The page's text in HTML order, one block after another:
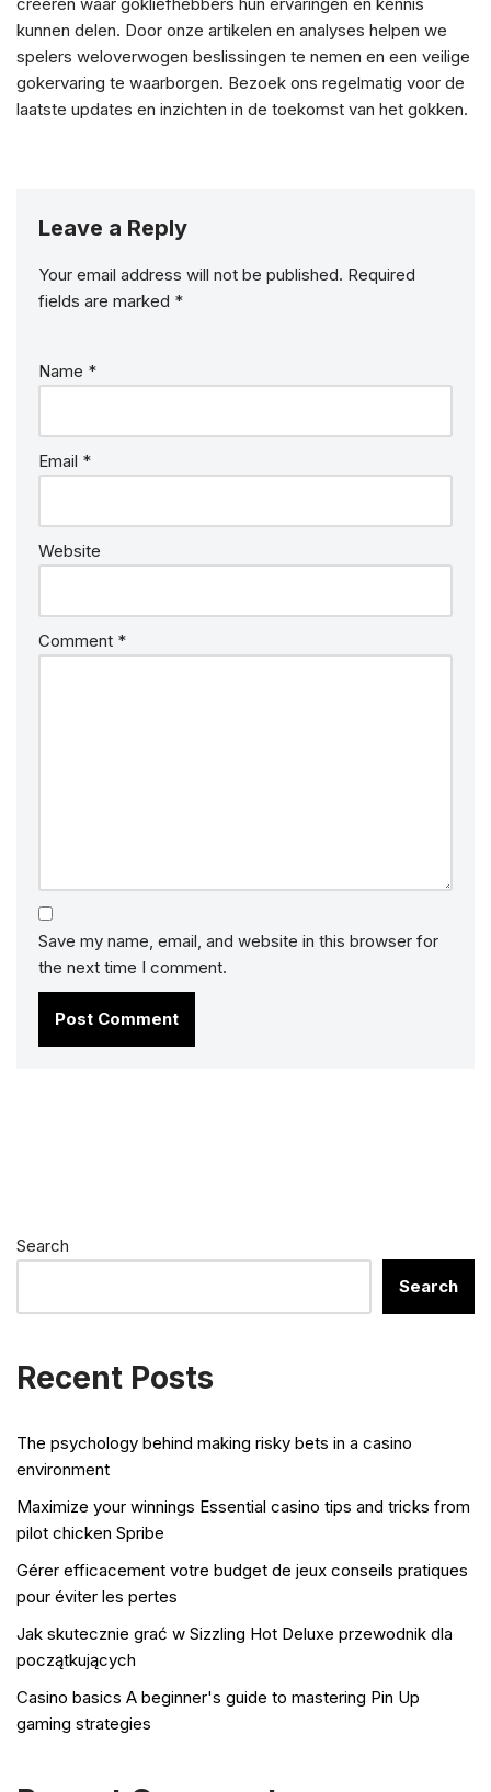
kunnen delen. Door onze artikelen en analyses helpen we
spelers weloverwogen beslissingen te nemen en een veilige
gokervaring te waarborgen. Bezoek ons regelmatig voor de
laatste updates en inzichten in de toekomst van het gokken.
Leave a Reply
Your email address will not be published. Required
fields are marked *
Name *
Email *
Website
Comment *
Save my name, email, and website in this browser for
the next time I comment.
Search
Search
Recent Posts
The psychology behind making risky bets in a casino
environment
Maximize your winnings Essential casino tips and tricks from
pilot chicken Spribe
Gérer efficacement votre budget de jeux conseils pratiques
pour éviter les pertes
Jak skutecznie grać w Sizzling Hot Deluxe przewodnik dla
początkujących
Casino basics A beginner's guide to mastering Pin Up
gaming strategies